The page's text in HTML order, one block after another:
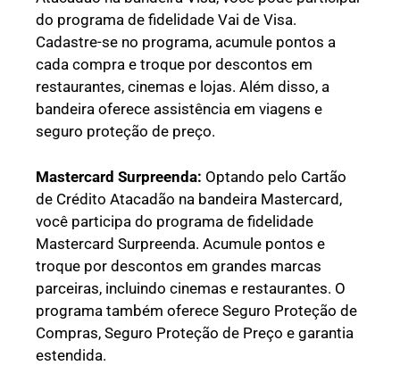
do programa de fidelidade Vai de Visa.
Cadastre-se no programa, acumule pontos a
cada compra e troque por descontos em
restaurantes, cinemas e lojas. Além disso, a
bandeira oferece assistência em viagens e
seguro proteção de preço.
Mastercard Surpreenda: Optando pelo Cartão
de Crédito Atacadão na bandeira Mastercard,
você participa do programa de fidelidade
Mastercard Surpreenda. Acumule pontos e
troque por descontos em grandes marcas
parceiras, incluindo cinemas e restaurantes. O
programa também oferece Seguro Proteção de
Compras, Seguro Proteção de Preço e garantia
estendida.